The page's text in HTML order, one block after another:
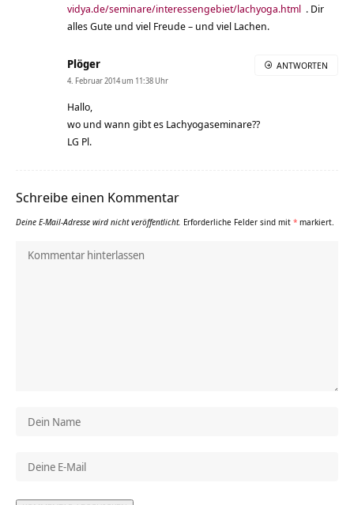
vidya.de/seminare/interessengebiet/lachyoga.html . Dir
alles Gute und viel Freude – und viel Lachen.
Plöger
4. Februar 2014 um 11:38 Uhr
Hallo,
wo und wann gibt es Lachyogaseminare??
LG Pl.
ANTWORTEN
Schreibe einen Kommentar
Deine E-Mail-Adresse wird nicht veröffentlicht. Erforderliche Felder sind mit * markiert.